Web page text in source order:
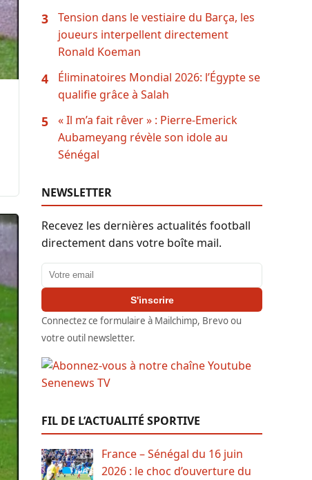
3
Tension dans le vestiaire du Barça, les
joueurs interpellent directement
Ronald Koeman
4
Éliminatoires Mondial 2026: l’Égypte se
qualifie grâce à Salah
5
« Il m’a fait rêver » : Pierre-Emerick
Aubameyang révèle son idole au
Sénégal
NEWSLETTER
Recevez les dernières actualités football
directement dans votre boîte mail.
Adresse email
S'inscrire
Connectez ce formulaire à Mailchimp, Brevo ou
votre outil newsletter.
FIL DE L’ACTUALITÉ SPORTIVE
France – Sénégal du 16 juin
2026 : le choc d’ouverture du